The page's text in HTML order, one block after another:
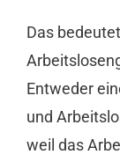
Das
Entweder
und
weil das